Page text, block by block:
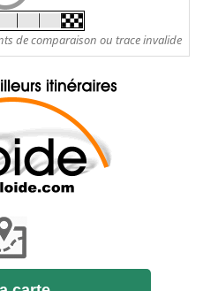
de comparaison ou trace invalide